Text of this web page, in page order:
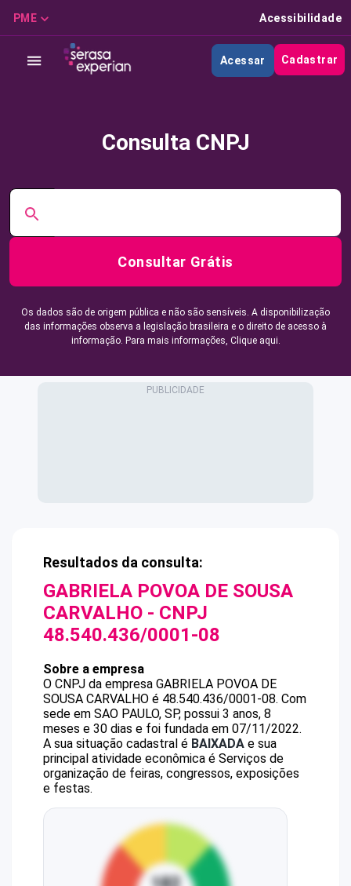
PME Acessibilidade
Acessar Cadastrar
Consulta CNPJ
Consultar Grátis
Os dados são de origem pública e não são sensíveis. A disponibilização
das informações observa a legislação brasileira e o direito de acesso à
informação. Para mais informações, Clique aqui.
Resultados da consulta:
GABRIELA POVOA DE SOUSA
CARVALHO - CNPJ
48.540.436/0001-08
Sobre a empresa
O CNPJ da empresa GABRIELA POVOA DE
SOUSA CARVALHO é 48.540.436/0001-08. Com
sede em SAO PAULO, SP, possui 3 anos, 8
meses e 30 dias e foi fundada em 07/11/2022.
A sua situação cadastral é BAIXADA e sua
principal atividade econômica é Serviços de
organização de feiras, congressos, exposições
e festas.